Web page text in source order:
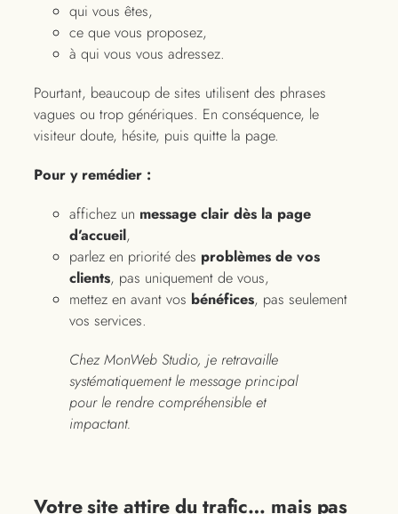
qui vous êtes,
ce que vous proposez,
à qui vous vous adressez.
Pourtant, beaucoup de sites utilisent des phrases
vagues ou trop génériques. En conséquence, le
visiteur doute, hésite, puis quitte la page.
Pour y remédier :
affichez un message clair dès la page
d’accueil,
parlez en priorité des problèmes de vos
clients, pas uniquement de vous,
mettez en avant vos bénéfices, pas seulement
vos services.
Chez MonWeb Studio, je retravaille
systématiquement le message principal
pour le rendre compréhensible et
impactant.
Votre site attire du trafic… mais pas